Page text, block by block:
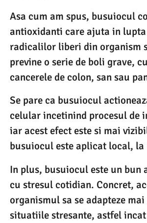
Asa cum am spus, busuiocul
antioxidanti care ajuta in
radicalilor liberi din organism
previne o serie de boli grave,
cancerele de colon, san sau
Se pare ca busuiocul
celular incetinind procesul de
iar acest efect este si mai
busuiocul este aplicat local,
In plus, busuiocul este un bun
cu stresul cotidian. Concret,
organismul sa se adapteze
situatiile stresante, astfel